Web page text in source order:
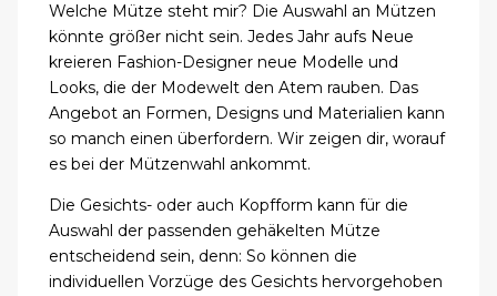
Welche Mütze steht mir? Die Auswahl an Mützen
könnte größer nicht sein. Jedes Jahr aufs Neue
kreieren Fashion-Designer neue Modelle und
Looks, die der Modewelt den Atem rauben. Das
Angebot an Formen, Designs und Materialien kann
so manch einen überfordern. Wir zeigen dir, worauf
es bei der Mützenwahl ankommt.
Die Gesichts- oder auch Kopfform kann für die
Auswahl der passenden gehäkelten Mütze
entscheidend sein, denn: So können die
individuellen Vorzüge des Gesichts hervorgehoben